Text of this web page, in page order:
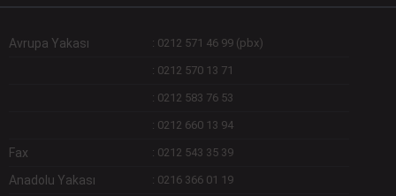
Avrupa Yakası : 0212 571 46 99 (pbx)
: 0212 570 13 71
: 0212 583 76 53
: 0212 660 13 94
Fax : 0212 543 35 39
Anadolu Yakası : 0216 366 01 19